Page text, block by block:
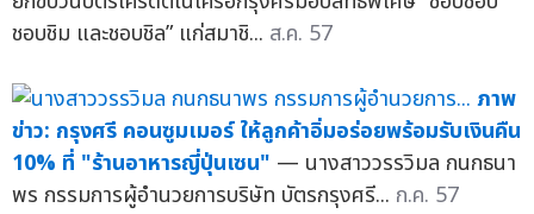
ชอบชิม และชอบชิล” แก่สมาชิ... ส.ค. 57
ภาพ
ข่าว: กรุงศรี คอนซูมเมอร์ ให้ลูกค้าอิ่มอร่อยพร้อมรับเงินคืน
10% ที่ "ร้านอาหารญี่ปุ่นเซน" — นางสาววรรวิมล กนกธนา
พร กรรมการผู้อำนวยการบริษัท บัตรกรุงศรี... ก.ค. 57